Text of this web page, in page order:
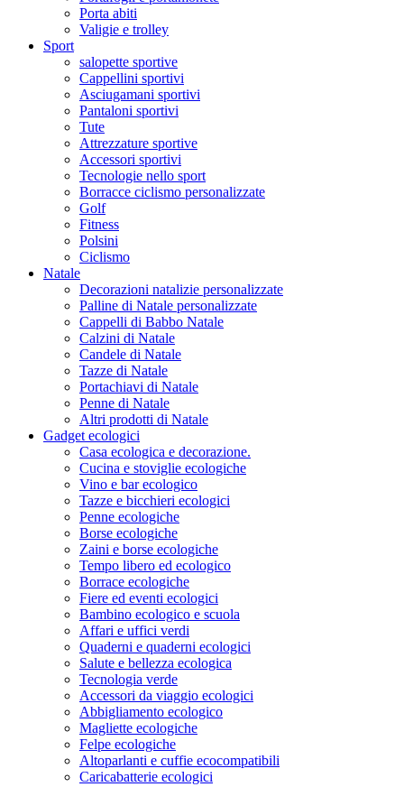
Porta abiti
Valigie e trolley
Sport
salopette sportive
Cappellini sportivi
Asciugamani sportivi
Pantaloni sportivi
Tute
Attrezzature sportive
Accessori sportivi
Tecnologie nello sport
Borracce ciclismo personalizzate
Golf
Fitness
Polsini
Ciclismo
Natale
Decorazioni natalizie personalizzate
Palline di Natale personalizzate
Cappelli di Babbo Natale
Calzini di Natale
Candele di Natale
Tazze di Natale
Portachiavi di Natale
Penne di Natale
Altri prodotti di Natale
Gadget ecologici
Casa ecologica e decorazione.
Cucina e stoviglie ecologiche
Vino e bar ecologico
Tazze e bicchieri ecologici
Penne ecologiche
Borse ecologiche
Zaini e borse ecologiche
Tempo libero ed ecologico
Borrace ecologiche
Fiere ed eventi ecologici
Bambino ecologico e scuola
Affari e uffici verdi
Quaderni e quaderni ecologici
Salute e bellezza ecologica
Tecnologia verde
Accessori da viaggio ecologici
Abbigliamento ecologico
Magliette ecologiche
Felpe ecologiche
Altoparlanti e cuffie ecocompatibili
Caricabatterie ecologici